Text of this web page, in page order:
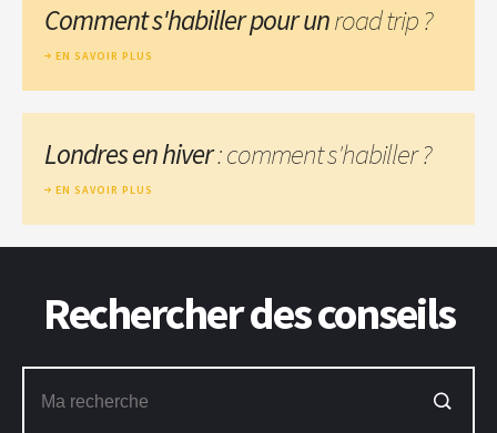
Comment s'habiller pour unroad trip ?
EN SAVOIR PLUS
Londres en hiver: comment s'habiller ?
EN SAVOIR PLUS
Rechercher des conseils